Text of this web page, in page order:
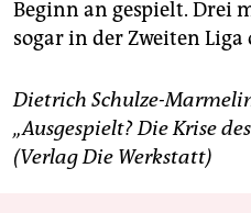
Beginn an gespielt. Drei
sogar in der Zweiten
Dietrich Schulze-
„Ausgespielt? Die Krise
(Verlag Die Werkstatt)